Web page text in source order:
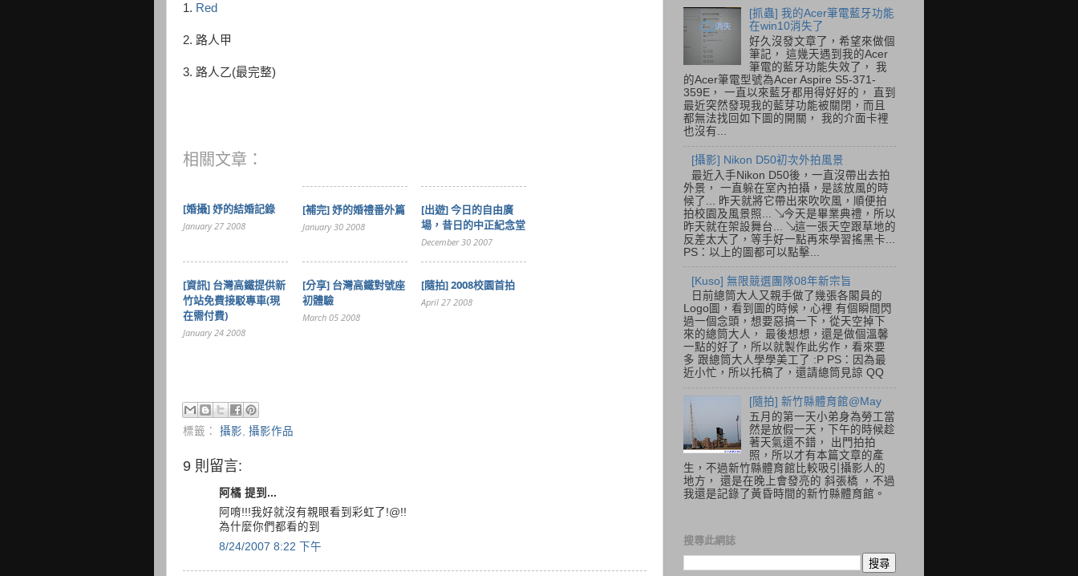
1. Red
2. 路人甲
3. 路人乙(最完整)
相關文章：
[婚攝] 妤的結婚記錄
January 27 2008
[補完] 妤的婚禮番外篇
January 30 2008
[出遊] 今日的自由廣
場，昔日的中正紀念堂
December 30 2007
[資訊] 台灣高鐵提供新
竹站免費接駁專車(現
在需付費)
January 24 2008
[分享] 台灣高鐵對號座
初體驗
March 05 2008
[隨拍] 2008校園首拍
April 27 2008
標籤： 攝影, 攝影作品
9 則留言:
阿橘 提到...
阿唷!!!我好就沒有親眼看到彩虹了!@!!
為什麼你們都看的到
8/24/2007 8:22 下午
[抓蟲] 我的Acer筆電藍牙功能
在win10消失了
好久沒發文章了，希望來做個
筆記， 這幾天遇到我的Acer
筆電的藍牙功能失效了， 我
的Acer筆電型號為Acer Aspire S5-371-
359E， 一直以來藍牙都用得好好的， 直到
最近突然發現我的藍芽功能被關閉，而且
都無法找回如下圖的開關， 我的介面卡裡
也沒有...
[攝影] Nikon D50初次外拍風景
最近入手Nikon D50後，一直沒帶出去拍
外景， 一直躲在室內拍攝，是該放風的時
候了... 昨天就將它帶出來吹吹風，順便拍
拍校園及風景照... ↘今天是畢業典禮，所以
昨天就在架設舞台... ↘這一張天空跟草地的
反差太大了，等手好一點再來學習搖黑卡...
PS：以上的圖都可以點擊...
[Kuso] 無限競選團隊08年新宗旨
日前總筒大人又親手做了幾張各閣員的
Logo圖，看到圖的時候，心裡 有個瞬間閃
過一個念頭，想要惡搞一下，從天空掉下
來的總筒大人， 最後想想，還是做個溫馨
一點的好了，所以就製作此劣作，看來要
多 跟總筒大人學學美工了 :P PS：因為最
近小忙，所以托稿了，還請總筒見諒 QQ
[隨拍] 新竹縣體育館@May
五月的第一天小弟身為勞工當
然是放假一天，下午的時候趁
著天氣還不錯， 出門拍拍
照，所以才有本篇文章的產
生，不過新竹縣體育館比較吸引攝影人的
地方， 還是在晚上會發亮的 斜張橋 ，不過
我還是記錄了黃昏時間的新竹縣體育館。
搜尋此網誌